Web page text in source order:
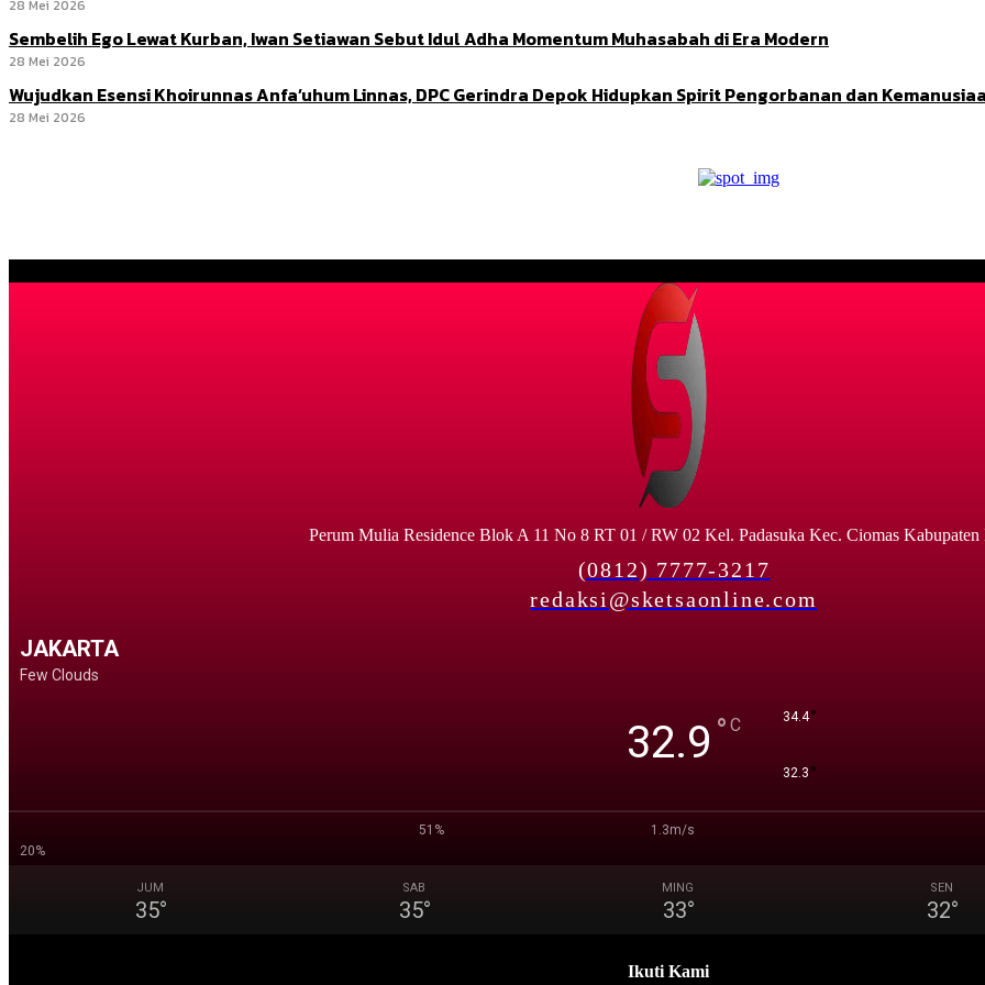
28 Mei 2026
Sembelih Ego Lewat Kurban, Iwan Setiawan Sebut Idul Adha Momentum Muhasabah di Era Modern
28 Mei 2026
Wujudkan Esensi Khoirunnas Anfa’uhum Linnas, DPC Gerindra Depok Hidupkan Spirit Pengorbanan dan
28 Mei 2026
Perum Mulia Residence Blok A 11 No 8 RT 01 / RW 02 Kel. Padasuka Kec. Ciomas Kabupaten
(0812) 7777-3217
redaksi@sketsaonline.com
JAKARTA
Few Clouds
32.9 ° C 34.4°
32.3 °
51%
1.3m/s
20%
JUM
35°
SAB
35°
MING
33°
SEN
32°
Ikuti Kami